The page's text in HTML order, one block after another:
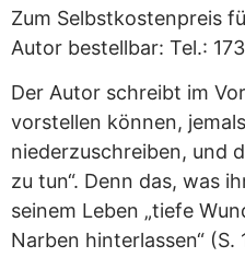
Zum Selbstkostenpreis
Autor bestellbar: Tel.:
Der Autor schreibt im
vorstellen können,
niederzuschreiben, und
zu tun“. Denn das, was
seinem Leben „tiefe
Narben hinterlassen“ (S.